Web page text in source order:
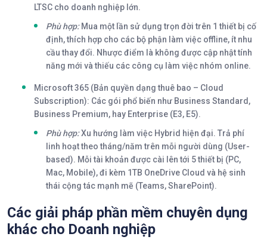
LTSC cho doanh nghiệp lớn.
Phù hợp:Mua một lần sử dụng trọn đời trên 1 thiết bị cố
định, thích hợp cho các bộ phận làm việc offline, ít nhu
cầu thay đổi. Nhược điểm là không được cập nhật tính
năng mới và thiếu các công cụ làm việc nhóm online.
Microsoft 365 (Bản quyền dạng thuê bao – Cloud
Subscription): Các gói phổ biến như Business Standard,
Business Premium, hay Enterprise (E3, E5).
Phù hợp:Xu hướng làm việc Hybrid hiện đại. Trả phí
linh hoạt theo tháng/năm trên mỗi người dùng (User-
based). Mỗi tài khoản được cài lên tới 5 thiết bị (PC,
Mac, Mobile), đi kèm 1TB OneDrive Cloud và hệ sinh
thái cộng tác mạnh mẽ (Teams, SharePoint).
Các giải pháp phần mềm chuyên dụng
khác cho Doanh nghiệp